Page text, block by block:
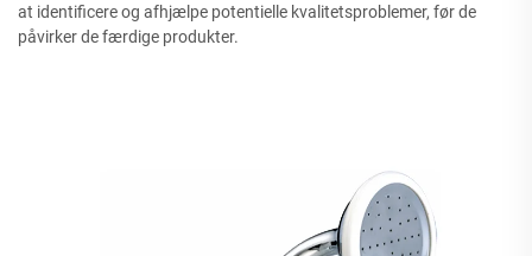
at identificere og afhjælpe potentielle kvalitetsproblemer, før de
påvirker de færdige produkter.